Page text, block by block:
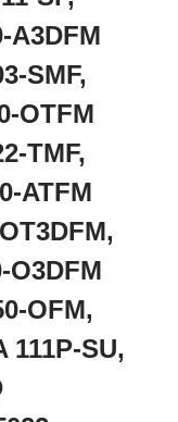
A3DFM
SMF,
OTFM
TMF,
ATFM
O3DFM
OFM,
111P-SU,